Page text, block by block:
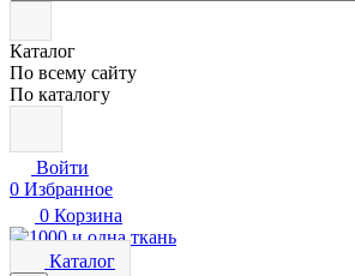
Каталог
По всему сайту
По каталогу
Войти
0 Избранное
0 Корзина
Каталог